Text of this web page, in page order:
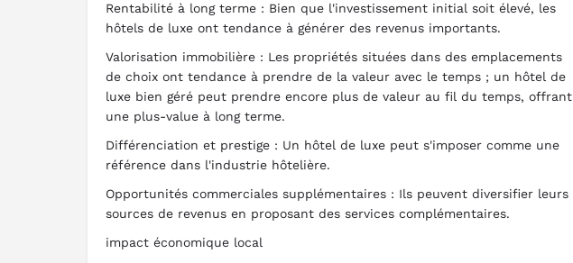
Rentabilité à long terme : Bien que l'investissement initial soit élevé, les
hôtels de luxe ont tendance à générer des revenus importants.
Valorisation immobilière : Les propriétés situées dans des emplacements
de choix ont tendance à prendre de la valeur avec le temps ; un hôtel de
luxe bien géré peut prendre encore plus de valeur au fil du temps, offrant
une plus-value à long terme.
Différenciation et prestige : Un hôtel de luxe peut s'imposer comme une
référence dans l'industrie hôtelière.
Opportunités commerciales supplémentaires : Ils peuvent diversifier leurs
sources de revenus en proposant des services complémentaires.
impact économique local